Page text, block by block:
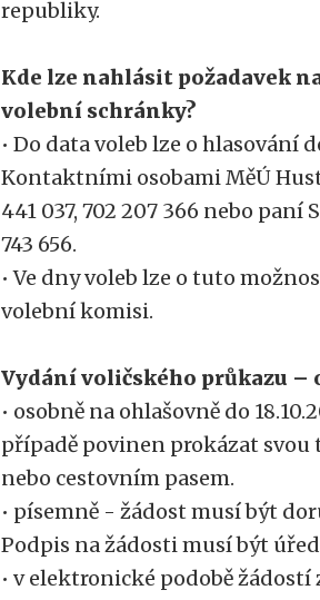
republiky.
Kde lze nahlásit požadavek
volební schránky?
• Do data voleb lze o hlasování
Kontaktními osobami MěÚ
441 037, 702 207 366 nebo paní
743 656.
• Ve dny voleb lze o tuto
volební komisi.
Vydání voličského průkazu –
• osobně na ohlašovně do
případě povinen prokázat
nebo cestovním pasem.
• písemně - žádost musí být
Podpis na žádosti musí být
• v elektronické podobě